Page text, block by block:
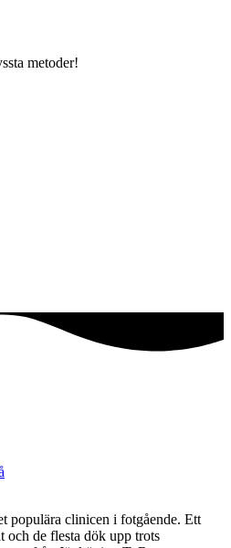
metoder!
populära clinicen i fotgående. Ett
och de flesta dök upp trots